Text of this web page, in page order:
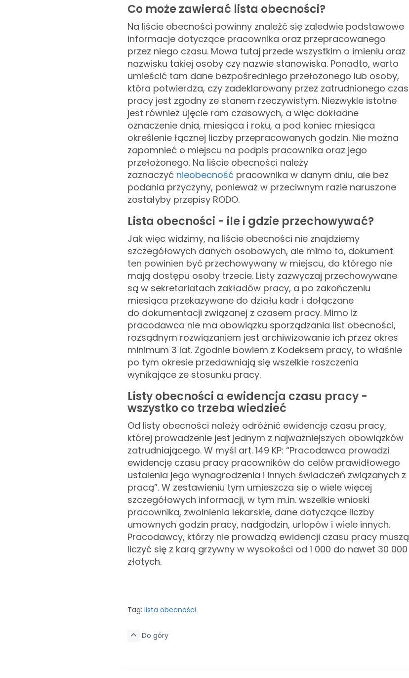
Co może zawierać lista obecności?
Na liście obecności powinny znaleźć się zaledwie podstawowe
informacje dotyczące pracownika oraz przepracowanego
przez niego czasu. Mowa tutaj przede wszystkim o imieniu oraz
nazwisku takiej osoby czy nazwie stanowiska. Ponadto, warto
umieścić tam dane bezpośredniego przełożonego lub osoby,
która potwierdza, czy zadeklarowany przez zatrudnionego czas
pracy jest zgodny ze stanem rzeczywistym. Niezwykle istotne
jest również ujęcie ram czasowych, a więc dokładne
oznaczenie dnia, miesiąca i roku, a pod koniec miesiąca
określenie łącznej liczby przepracowanych godzin. Nie można
zapomnieć o miejscu na podpis pracownika oraz jego
przełożonego. Na liście obecności należy
zaznaczyć nieobecność pracownika w danym dniu, ale bez
podania przyczyny, ponieważ w przeciwnym razie naruszone
zostałyby przepisy RODO.
Lista obecności - ile i gdzie przechowywać?
Jak więc widzimy, na liście obecności nie znajdziemy
szczegółowych danych osobowych, ale mimo to, dokument
ten powinien być przechowywany w miejscu, do którego nie
mają dostępu osoby trzecie. Listy zazwyczaj przechowywane
są w sekretariatach zakładów pracy, a po zakończeniu
miesiąca przekazywane do działu kadr i dołączane
do dokumentacji związanej z czasem pracy. Mimo iż
pracodawca nie ma obowiązku sporządzania list obecności,
rozsądnym rozwiązaniem jest archiwizowanie ich przez okres
minimum 3 lat. Zgodnie bowiem z Kodeksem pracy, to właśnie
po tym okresie przedawniają się wszelkie roszczenia
wynikające ze stosunku pracy.
Listy obecności a ewidencja czasu pracy -
wszystko co trzeba wiedzieć
Od listy obecności należy odróżnić ewidencję czasu pracy,
której prowadzenie jest jednym z najważniejszych obowiązków
zatrudniającego. W myśl art. 149 KP: “Pracodawca prowadzi
ewidencję czasu pracy pracowników do celów prawidłowego
ustalenia jego wynagrodzenia i innych świadczeń związanych z
pracą”. W zestawieniu tym umieszcza się o wiele więcej
szczegółowych informacji, w tym m.in. wszelkie wnioski
pracownika, zwolnienia lekarskie, dane dotyczące liczby
umownych godzin pracy, nadgodzin, urlopów i wiele innych.
Pracodawcy, którzy nie prowadzą ewidencji czasu pracy muszą
liczyć się z karą grzywny w wysokości od 1 000 do nawet 30 000
złotych.
Tag: lista obecności
Do góry